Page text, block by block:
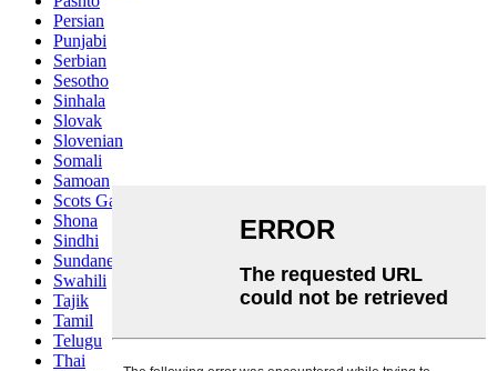
Persian
Punjabi
Serbian
Sesotho
Sinhala
Slovak
Slovenian
Somali
Samoan
Scots Gaelic
Shona
Sindhi
Sundanese
Swahili
Tajik
Tamil
Telugu
Thai